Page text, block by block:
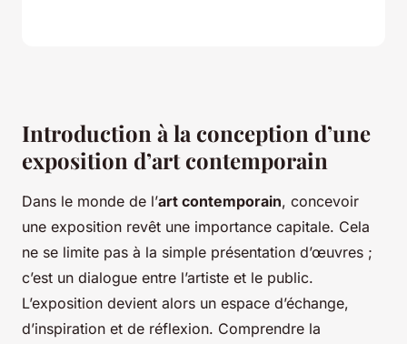
Introduction à la conception d’une
exposition d’art contemporain
Dans le monde de l’art contemporain, concevoir
une exposition revêt une importance capitale. Cela
ne se limite pas à la simple présentation d’œuvres ;
c’est un dialogue entre l’artiste et le public.
L’exposition devient alors un espace d’échange,
d’inspiration et de réflexion. Comprendre la